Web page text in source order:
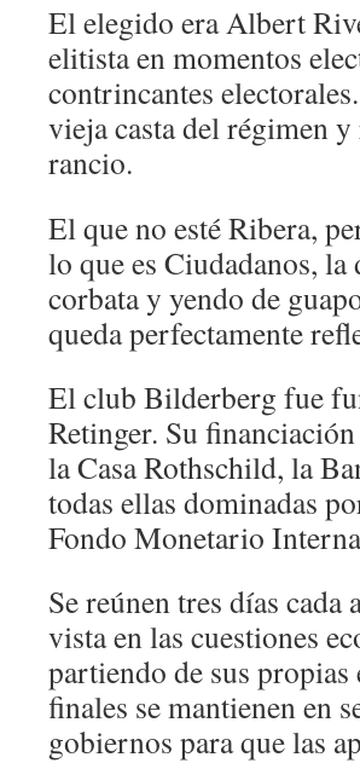
El elegido era Albert
elitista en momentos
contrincantes
vieja casta del régimen
rancio.
El que no esté Ribera,
lo que es Ciudadanos, la
corbata y yendo de
queda perfectamente
El club Bilderberg fue
Retinger. Su
la Casa Rothschild, la
todas ellas dominadas
Fondo Monetario
Se reúnen tres días
vista en las cuestiones
partiendo de sus
finales se mantienen en
gobiernos para que las